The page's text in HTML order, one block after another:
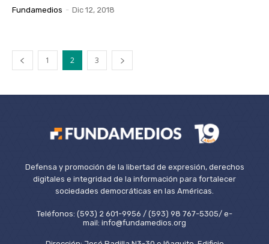
Fundamedios - Dic 12, 2018
1 2 3
Defensa y promoción de la libertad de expresión, derechos
digitales e integridad de la información para fortalecer
sociedades democráticas en las Américas.
Teléfonos: (593) 2 601-9956 / (593) 98 767-5305/ e-
mail: info@fundamedios.org